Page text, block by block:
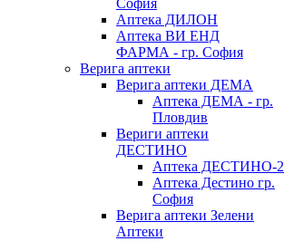
Аптека ДИЛОН
Аптека ВИ ЕНД
ФАРМА - гр. София
Верига аптеки
Верига аптеки ДЕМА
Аптека ДЕМА - гр.
Пловдив
Вериги аптеки
ДЕСТИНО
Аптека ДЕСТИНО-2
Аптека Дестино гр.
София
Верига аптеки Зелени
Аптеки